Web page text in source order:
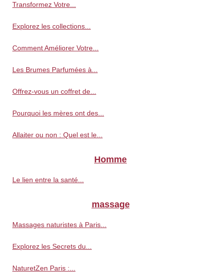
Transformez Votre...
Explorez les collections...
Comment Améliorer Votre...
Les Brumes Parfumées à...
Offrez-vous un coffret de...
Pourquoi les mères ont des...
Allaiter ou non : Quel est le...
Homme
Le lien entre la santé...
massage
Massages naturistes à Paris...
Explorez les Secrets du...
NaturetZen Paris :...